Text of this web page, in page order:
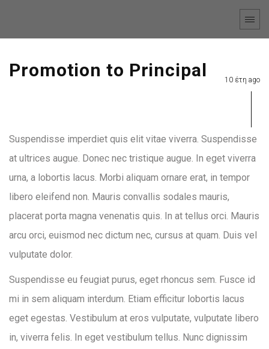
Promotion to Principal 10 έτη ago
Suspendisse imperdiet quis elit vitae viverra. Suspendisse
at ultrices augue. Donec nec tristique augue. In eget viverra
urna, a lobortis lacus. Morbi aliquam ornare erat, in tempor
libero eleifend non. Mauris convallis sodales mauris,
placerat porta magna venenatis quis. In at tellus orci. Mauris
arcu orci, euismod nec dictum nec, cursus at quam. Duis vel
vulputate dolor.
Suspendisse eu feugiat purus, eget rhoncus sem. Fusce id
mi in sem aliquam interdum. Etiam efficitur lobortis lacus
eget egestas. Vestibulum at eros vulputate, vulputate libero
in, viverra felis. In eget vestibulum tellus. Nunc dignissim